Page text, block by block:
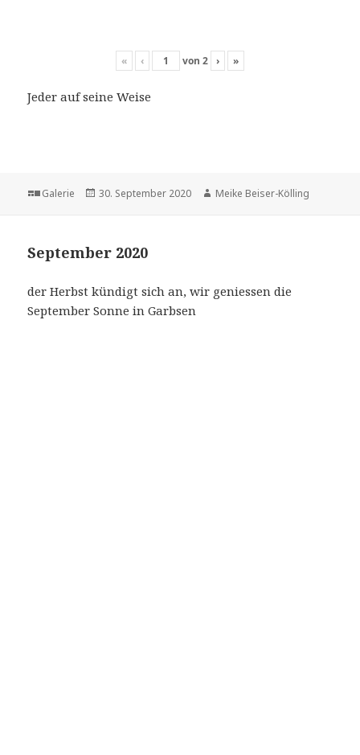
« ‹ von 2 › »
Jeder auf seine Weise
Format
Galerie
Veröffentlicht
30. September 2020 Autor
Meike Beiser-Kölling
September 2020
der Herbst kündigt sich an, wir geniessen die
September Sonne in Garbsen